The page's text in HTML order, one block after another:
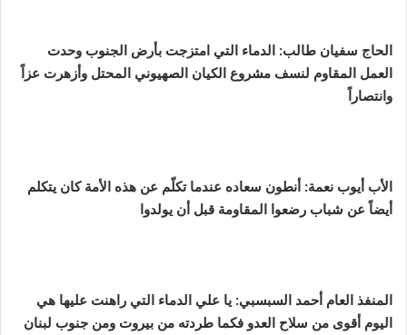
الحاج سفيان طالب: الدماء التي امتزجت بأرض الجنوب وحدت
العمل المقاوم لنسف مشروع الكيان الصهيوني المحتل وأزهرت عزاً
وانتصاراً
الأب أيوب نعمة: أنطون سعاده عندما تكلّم عن هذه الأمة كان يتكلم
أيضاً عن شباب رضعوا المقاومة قبل أن يولدوا
المنفذ العام أحمد السبسبي: يا علي الدماء التي راهنت عليها هي
اليوم أقوى من سلاح العدو فكما طردته من بيروت ومن جنوب لبنان